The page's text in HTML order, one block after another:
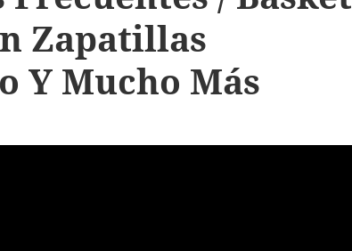
Zapatillas
Y Mucho Más